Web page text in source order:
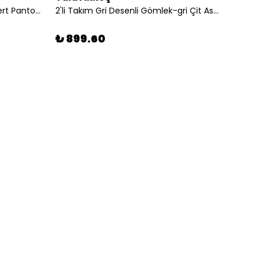
2'li Takım Beyaz Gömlek-lacivert Pantolon 2'li Takım Gri Desenli Gömlek-gri Çit Askılı Şort
₺ 899.60